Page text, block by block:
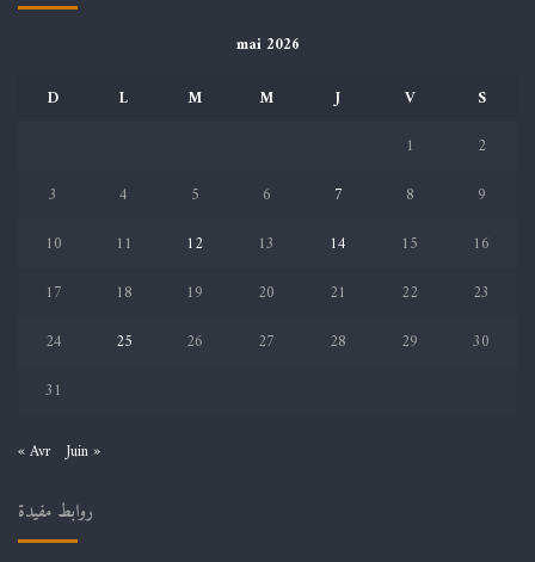
mai 2026
D
L M M J V
S
1
2
3
4 5 6 7 8
9
10
11 12 13 14 15
16
17
18 19 20 21 22
23
24
25 26 27 28 29
30
31
« Avr Juin »
روابط مفيدة